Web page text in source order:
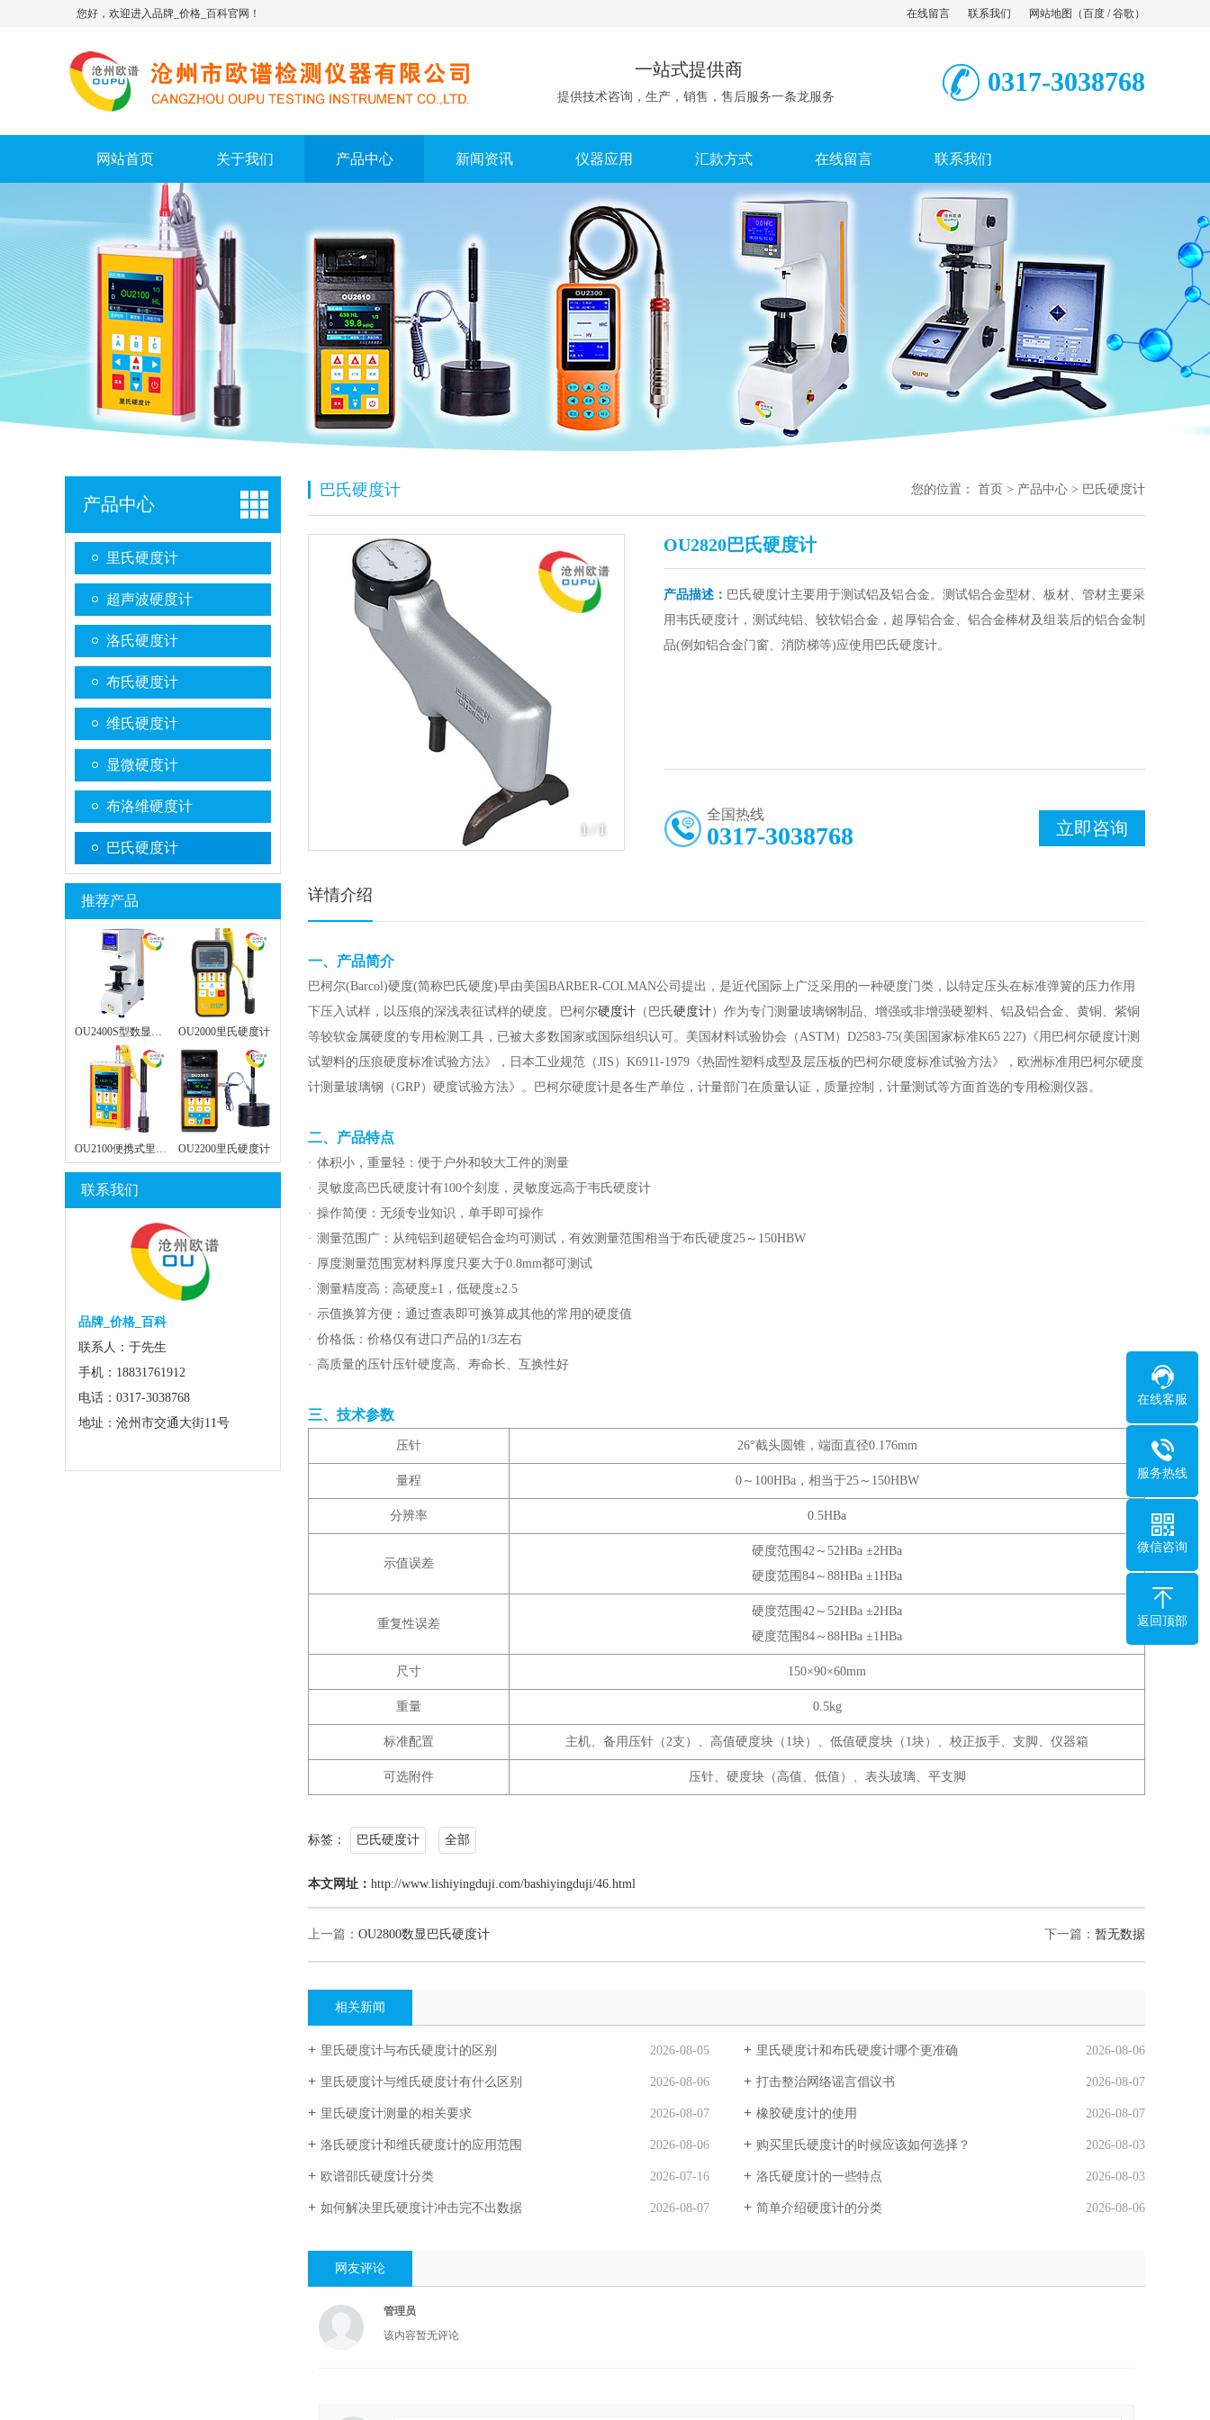
您好，欢迎进入品牌_价格_百科官网！ 在线留言 联系我们 网站地图 （百度 /谷歌 ）
一站式提供商
提供技术咨询，生产，销售，售后服务一条龙服务
0317-3038768
网站首页 关于我们 产品中心 新闻资讯 仪器应用 汇款方式 在线留言 联系我们
产品中心
里氏硬度计
超声波硬度计
洛氏硬度计
布氏硬度计
维氏硬度计
显微硬度计
布洛维硬度计
巴氏硬度计
推荐产品
OU2400S型数显洛氏硬度计 OU2000里氏硬度计
OU2100便携式里氏硬度计 OU2200里氏硬度计
联系我们
品牌_价格_百科
联系人：于先生
手机：18831761912
电话：0317-3038768
地址：沧州市交通大街11号
巴氏硬度计 您的位置： 首页 > 产品中心 > 巴氏硬度计
1 1
OU2820巴氏硬度计
产品描述： 巴氏硬度计主要用于测试铝及铝合金。测试铝合金型材、板材、管材主要采
用韦氏硬度计，测试纯铝、较软铝合金，超厚铝合金、铝合金棒材及组装后的铝合金制
品(例如铝合金门窗、消防梯等)应使用巴氏硬度计。
立即咨询
全国热线
0317-3038768
详情介绍
一、产品简介
巴柯尔(Barcol)硬度(简称巴氏硬度)早由美国BARBER-COLMAN公司提出，是近代国际上广泛采用的一种硬度门类，以特定压头在标准弹簧的压力作用
下压入试样，以压痕的深浅表征试样的硬度。巴柯尔硬度计 （巴氏硬度计）作为专门测量玻璃钢制品、增强或非增强硬塑料、铝及铝合金、黄铜、紫铜
等较软金属硬度的专用检测工具，已被大多数国家或国际组织认可。美国材料试验协会（ASTM）D2583-75(美国国家标准K65 227)《用巴柯尔硬度计测
试塑料的压痕硬度标准试验方法》，日本工业规范（JIS）K6911-1979《热固性塑料成型及层压板的巴柯尔硬度标准试验方法》，欧洲标准用巴柯尔硬度
计测量玻璃钢（GRP）硬度试验方法》。巴柯尔硬度计是各生产单位，计量部门在质量认证，质量控制，计量测试等方面首选的专用检测仪器。
二、产品特点
· 体积小，重量轻：便于户外和较大工件的测量
· 灵敏度高巴氏硬度计有100个刻度，灵敏度远高于韦氏硬度计
· 操作简便：无须专业知识，单手即可操作
· 测量范围广：从纯铝到超硬铝合金均可测试，有效测量范围相当于布氏硬度25～150HBW
· 厚度测量范围宽材料厚度只要大于0.8mm都可测试
· 测量精度高：高硬度±1，低硬度±2.5
· 示值换算方便：通过查表即可换算成其他的常用的硬度值
· 价格低：价格仅有进口产品的1/3左右
· 高质量的压针压针硬度高、寿命长、互换性好
三、技术参数
压针 26°截头圆锥，端面直径0.176mm
量程 0～100HBa，相当于25～150HBW
分辨率 0.5HBa
示值误差
硬度范围42～52HBa ±2HBa
硬度范围84～88HBa ±1HBa
重复性误差
硬度范围42～52HBa ±2HBa
硬度范围84～88HBa ±1HBa
尺寸 150×90×60mm
重量 0.5kg
标准配置 主机、备用压针（2支）、高值硬度块（1块）、低值硬度块（1块）、校正扳手、支脚、仪器箱
可选附件 压针、硬度块（高值、低值）、表头玻璃、平支脚
标签： 巴氏硬度计 全部
本文网址： http://www.lishiyingduji.com/bashiyingduji/46.html
上一篇： OU2800数显巴氏硬度计 下一篇： 暂无数据
相关新闻
里氏硬度计与布氏硬度计的区别 2026-08-05 里氏硬度计和布氏硬度计哪个更准确 2026-08-06
里氏硬度计与维氏硬度计有什么区别 2026-08-06 打击整治网络谣言倡议书 2026-08-07
里氏硬度计测量的相关要求 2026-08-07 橡胶硬度计的使用 2026-08-07
洛氏硬度计和维氏硬度计的应用范围 2026-08-06 购买里氏硬度计的时候应该如何选择？ 2026-08-03
欧谱邵氏硬度计分类 2026-07-16 洛氏硬度计的一些特点 2026-08-03
如何解决里氏硬度计冲击完不出数据 2026-08-07 简单介绍硬度计的分类 2026-08-06
网友评论
管理员
该内容暂无评论
在线客服
服务热线
微信咨询
返回顶部